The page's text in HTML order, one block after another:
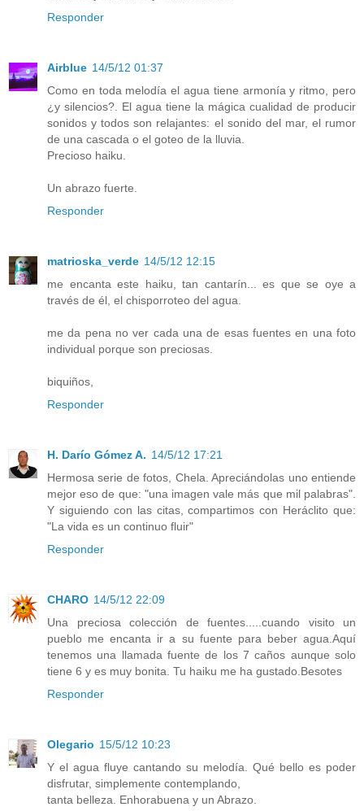
Responder
Airblue 14/5/12 01:37
Como en toda melodía el agua tiene armonía y ritmo, pero
¿y silencios?. El agua tiene la mágica cualidad de producir
sonidos y todos son relajantes: el sonido del mar, el rumor
de una cascada o el goteo de la lluvia.
Precioso haiku.
Un abrazo fuerte.
Responder
matrioska_verde 14/5/12 12:15
me encanta este haiku, tan cantarín... es que se oye a
través de él, el chisporroteo del agua.
me da pena no ver cada una de esas fuentes en una foto
individual porque son preciosas.
biquiños,
Responder
H. Darío Gómez A. 14/5/12 17:21
Hermosa serie de fotos, Chela. Apreciándolas uno entiende
mejor eso de que: "una imagen vale más que mil palabras".
Y siguiendo con las citas, compartimos con Heráclito que:
"La vida es un continuo fluir"
Responder
CHARO 14/5/12 22:09
Una preciosa colección de fuentes.....cuando visito un
pueblo me encanta ir a su fuente para beber agua.Aquí
tenemos una llamada fuente de los 7 caños aunque solo
tiene 6 y es muy bonita. Tu haiku me ha gustado.Besotes
Responder
Olegario 15/5/12 10:23
Y el agua fluye cantando su melodía. Qué bello es poder
disfrutar, simplemente contemplando,
tanta belleza. Enhorabuena y un Abrazo.